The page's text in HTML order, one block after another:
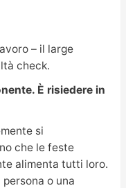
– il large
check.
È risiedere in
si
che le feste
alimenta tutti loro.
o una